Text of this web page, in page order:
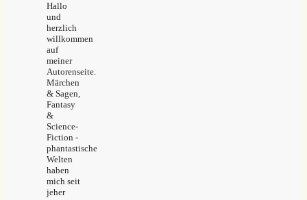
Hallo
und
herzlich
willkommen
auf
meiner
Autorenseite.
Märchen
& Sagen,
Fantasy
&
Science-
Fiction -
phantastische
Welten
haben
mich seit
jeher